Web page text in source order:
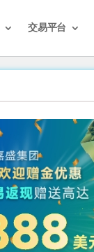
交易平台